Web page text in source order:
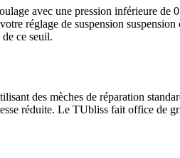
avec une pression inférieure
réglage de suspension
ce seuil.
des mèches de réparation
réduite. Le TUbliss fait office de